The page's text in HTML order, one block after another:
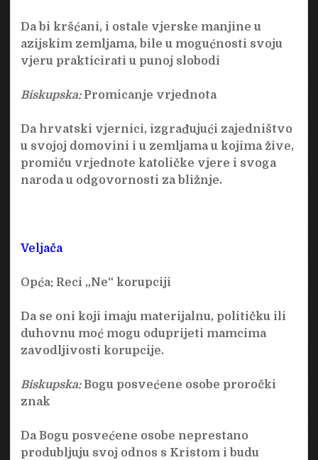
Da bi kršćani, i ostale vjerske manjine u
azijskim zemljama, bile u mogućnosti svoju
vjeru prakticirati u punoj slobodi
Biskupska: Promicanje vrjednota
Da hrvatski vjernici, izgrađujući zajedništvo
u svojoj domovini i u zemljama u kojima žive,
promiču vrjednote katoličke vjere i svoga
naroda u odgovornosti za bližnje.
Veljača
Opća: Reci „Ne“ korupciji
Da se oni koji imaju materijalnu, političku ili
duhovnu moć mogu oduprijeti mamcima
zavodljivosti korupcije.
Biskupska:Bogu posvećene osobe proročki
znak
Da Bogu posvećene osobe neprestano
produbljuju svoj odnos s Kristom i budu